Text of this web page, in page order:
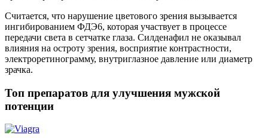
Считается, что нарушение цветового зрения вызывается
ингибированием ФДЭ6, которая участвует в процессе
передачи света в сетчатке глаза. Силденафил не оказывал
влияния на остроту зрения, восприятие контрастности,
электроретинограмму, внутриглазное давление или диаметр
зрачка.
Топ препаратов для улучшения мужской
потенции